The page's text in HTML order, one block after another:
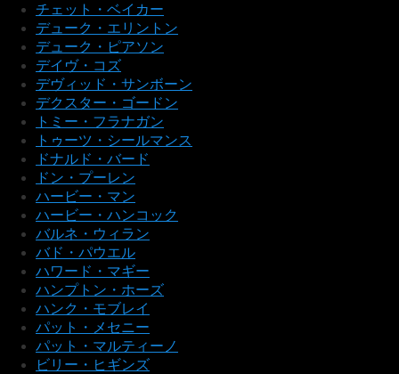
チェット・ベイカー
デューク・エリントン
デューク・ピアソン
デイヴ・コズ
デヴィッド・サンボーン
デクスター・ゴードン
トミー・フラナガン
トゥーツ・シールマンス
ドナルド・バード
ドン・プーレン
ハービー・マン
ハービー・ハンコック
バルネ・ウィラン
バド・パウエル
ハワード・マギー
ハンプトン・ホーズ
ハンク・モブレイ
パット・メセニー
パット・マルティーノ
ビリー・ヒギンズ